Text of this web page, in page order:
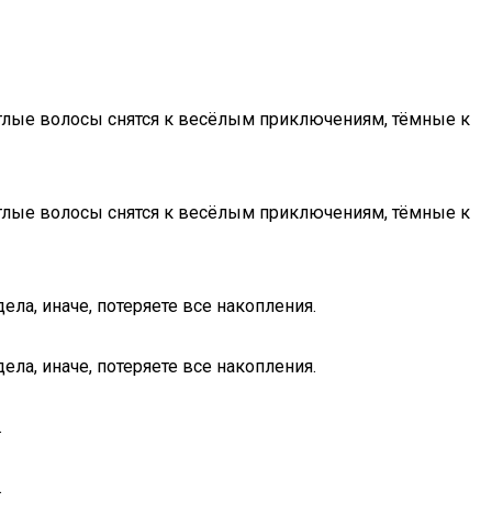
волосы снятся к весёлым приключениям, тёмные к
волосы снятся к весёлым приключениям, тёмные к
иначе, потеряете все накопления.
иначе, потеряете все накопления.